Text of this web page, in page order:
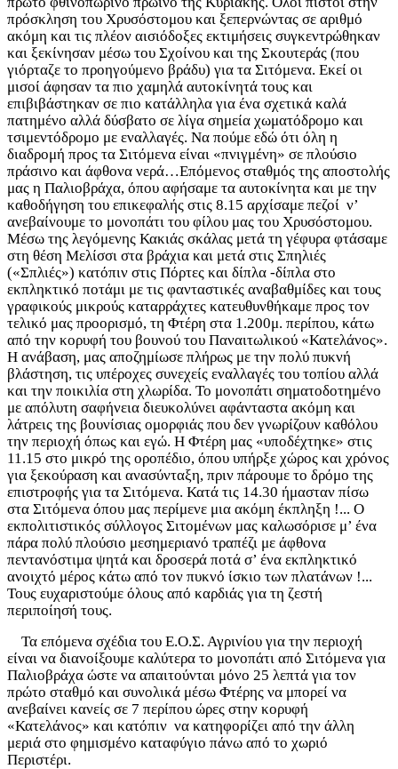
πρόσκληση του Χρυσόστομου και ξεπερνώντας σε αριθμό
ακόμη και τις πλέον αισιόδοξες εκτιμήσεις συγκεντρώθηκαν
και ξεκίνησαν μέσω του Σχοίνου και της Σκουτεράς (που
γιόρταζε το προηγούμενο βράδυ) για τα Σιτόμενα. Εκεί οι
μισοί άφησαν τα πιο χαμηλά αυτοκίνητά τους και
επιβιβάστηκαν σε πιο κατάλληλα για ένα σχετικά καλά
πατημένο αλλά δύσβατο σε λίγα σημεία χωματόδρομο και
τσιμεντόδρομο με εναλλαγές. Να πούμε εδώ ότι όλη η
διαδρομή προς τα Σιτόμενα είναι «πνιγμένη» σε πλούσιο
πράσινο και άφθονα νερά…Επόμενος σταθμός της αποστολής
μας η Παλιοβράχα, όπου αφήσαμε τα αυτοκίνητα και με την
καθοδήγηση του επικεφαλής στις 8.15 αρχίσαμε πεζοί ν’
ανεβαίνουμε το μονοπάτι του φίλου μας του Χρυσόστομου.
Μέσω της λεγόμενης Κακιάς σκάλας μετά τη γέφυρα φτάσαμε
στη θέση Μελίσσι στα βράχια και μετά στις Σπηλιές
(«Σπλιές») κατόπιν στις Πόρτες και δίπλα -δίπλα στο
εκπληκτικό ποτάμι με τις φανταστικές αναβαθμίδες και τους
γραφικούς μικρούς καταρράχτες κατευθυνθήκαμε προς τον
τελικό μας προορισμό, τη Φτέρη στα 1.200μ. περίπου, κάτω
από την κορυφή του βουνού του Παναιτωλικού «Κατελάνος».
Η ανάβαση, μας αποζημίωσε πλήρως με την πολύ πυκνή
βλάστηση, τις υπέροχες συνεχείς εναλλαγές του τοπίου αλλά
και την ποικιλία στη χλωρίδα. Το μονοπάτι σηματοδοτημένο
με απόλυτη σαφήνεια διευκολύνει αφάνταστα ακόμη και
λάτρεις της βουνίσιας ομορφιάς που δεν γνωρίζουν καθόλου
την περιοχή όπως και εγώ. Η Φτέρη μας «υποδέχτηκε» στις
11.15 στο μικρό της οροπέδιο, όπου υπήρξε χώρος και χρόνος
για ξεκούραση και ανασύνταξη, πριν πάρουμε το δρόμο της
επιστροφής για τα Σιτόμενα. Κατά τις 14.30 ήμασταν πίσω
στα Σιτόμενα όπου μας περίμενε μια ακόμη έκπληξη !... Ο
εκπολιτιστικός σύλλογος Σιτομένων μας καλωσόρισε μ’ ένα
πάρα πολύ πλούσιο μεσημεριανό τραπέζι με άφθονα
πεντανόστιμα ψητά και δροσερά ποτά σ’ ένα εκπληκτικό
ανοιχτό μέρος κάτω από τον πυκνό ίσκιο των πλατάνων !...
Τους ευχαριστούμε όλους από καρδιάς για τη ζεστή
περιποίησή τους.
Τα επόμενα σχέδια του Ε.Ο.Σ. Αγρινίου για την περιοχή
είναι να διανοίξουμε καλύτερα το μονοπάτι από Σιτόμενα για
Παλιοβράχα ώστε να απαιτούνται μόνο 25 λεπτά για τον
πρώτο σταθμό και συνολικά μέσω Φτέρης να μπορεί να
ανεβαίνει κανείς σε 7 περίπου ώρες στην κορυφή
«Κατελάνος» και κατόπιν να κατηφορίζει από την άλλη
μεριά στο φημισμένο καταφύγιο πάνω από το χωριό
Περιστέρι.